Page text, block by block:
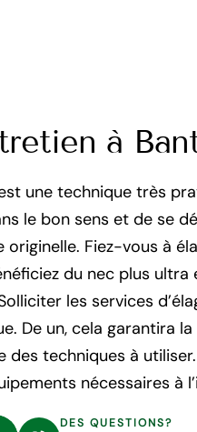
à
une technique très
le bon sens et de se
Fiez-vous à
du nec plus ultra
les services
De un, cela garantira
techniques à
nécessaires à
DES QUESTIONS?